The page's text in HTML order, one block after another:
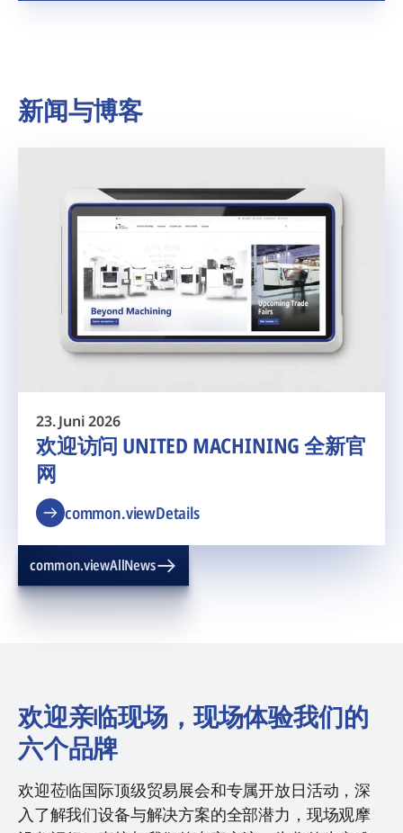
新闻与博客
23. Juni 2026
欢迎访问 UNITED MACHINING 全新官
网
common.viewDetails
common.viewAllNews
欢迎亲临现场，现场体验我们的
六个品牌
欢迎莅临国际顶级贸易展会和专属开放日活动，深
入了解我们设备与解决方案的全部潜力，现场观摩